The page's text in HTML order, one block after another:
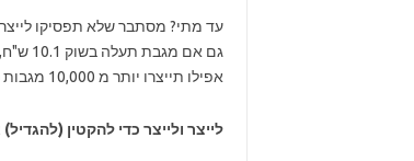
גם
אפילו תייצרו יותר מ 10,000 מגבות כדי להקטין כמה שיותר את ההפסד.
לייצר ולייצר כדי להקטין